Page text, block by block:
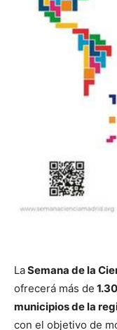
LaSemana de la
ofrecerá más de
municipios de la
con el objetivo de